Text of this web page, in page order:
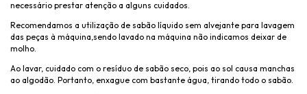
necessário prestar atenção a alguns cuidados.
Recomendamos a utilização de sabão líquido sem alvejante para lavagem
das peças à máquina,sendo lavado na máquina não indicamos deixar de
molho.
Ao lavar, cuidado com o resíduo de sabão seco, pois ao sol causa manchas
ao algodão. Portanto, enxague com bastante água, tirando todo o sabão.